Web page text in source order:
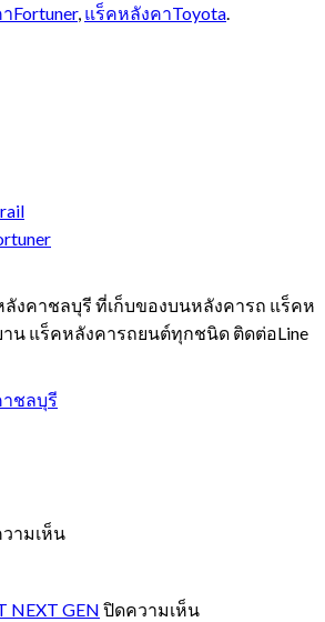
Fortuner, แร็คหลังคาToyota.
งคาชลบุรี ที่เก็บของบนหลังคารถ แร็คห
าน แร็คหลังคารถยนต์ทุกชนิด ติดต่อLine
ชลบุรี
ามเห็นบน
NEXT GEN ปิดความเห็นบน